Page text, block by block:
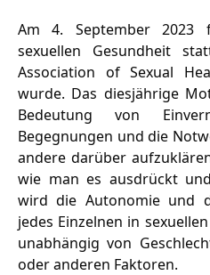
Newsletter
Zeit fürs Oberland
Am 4. September
sexuellen Gesundheit
Association of Sexual
wurde. Das diesjährige
Bedeutung von
Begegnungen und die
andere darüber
wie man es ausdrückt
wird die Autonomie und
jedes Einzelnen in
unabhängig von
oder anderen Faktoren.